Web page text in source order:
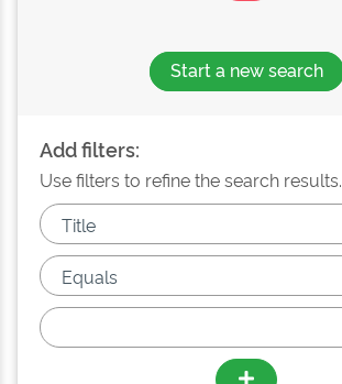
Start a new search
Add filters:
Use filters to refine the search results.